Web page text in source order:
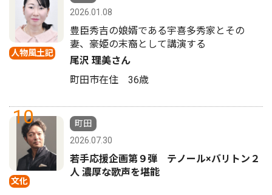
人物風土記
2026.01.08
豊臣秀吉の娘婿である宇喜多秀家とその
妻、豪姫の末裔として講演する
尾沢 理美さん
町田市在住 36歳
10
文化
町田
2026.07.30
若手応援企画第９弾 テノール×バリトン２
人 濃厚な歌声を堪能